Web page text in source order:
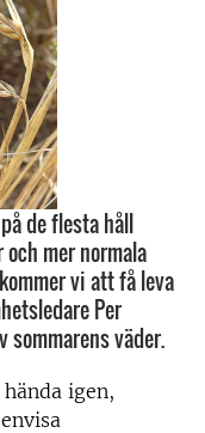
de flesta håll
mer normala
vi att få leva
Per
sommarens väder.
igen,